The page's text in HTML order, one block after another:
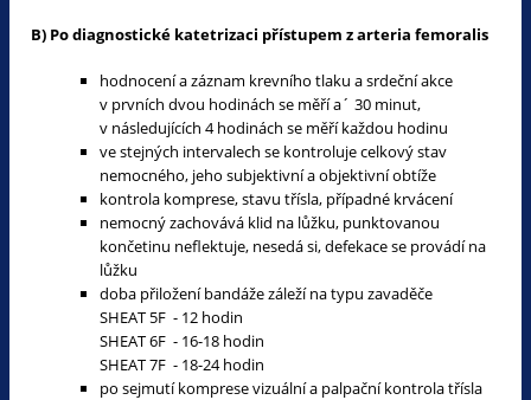
B) Po diagnostické katetrizaci přístupem z arteria femoralis
hodnocení a záznam krevního tlaku a srdeční akce
v prvních dvou hodinách se měří a´ 30 minut,
v následujících 4 hodinách se měří každou hodinu
ve stejných intervalech se kontroluje celkový stav
nemocného, jeho subjektivní a objektivní obtíže
kontrola komprese, stavu třísla, případné krvácení
nemocný zachovává klid na lůžku, punktovanou
končetinu neflektuje, nesedá si, defekace se provádí na
lůžku
doba přiložení bandáže záleží na typu zavaděče
SHEAT 5F - 12 hodin
SHEAT 6F - 16-18 hodin
SHEAT 7F - 18-24 hodin
po sejmutí komprese vizuální a palpační kontrola třísla